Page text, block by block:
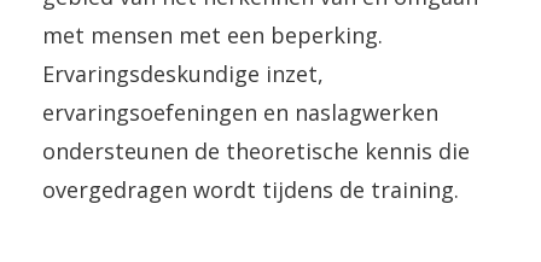
met mensen met een beperking.
Ervaringsdeskundige inzet,
ervaringsoefeningen en naslagwerken
ondersteunen de theoretische kennis die
overgedragen wordt tijdens de training.